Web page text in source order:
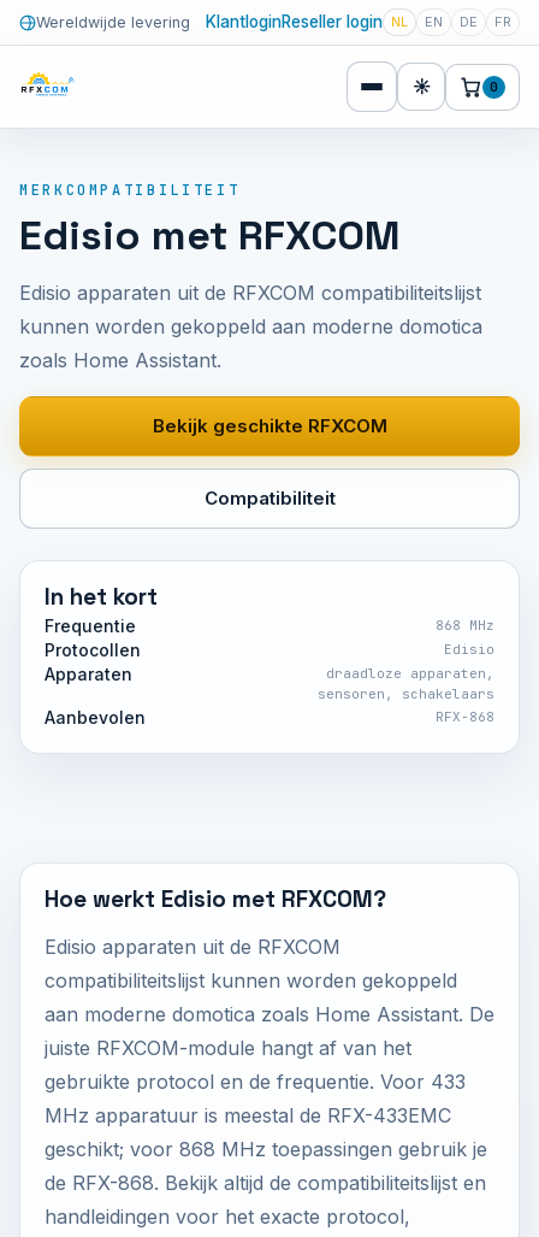
Wereldwijde levering KlantloginReseller login NL EN DE FR
☀ 0
MERKCOMPATIBILITEIT
Edisio met RFXCOM
Edisio apparaten uit de RFXCOM compatibiliteitslijst
kunnen worden gekoppeld aan moderne domotica
zoals Home Assistant.
Bekijk geschikte RFXCOM
Compatibiliteit
In het kort
Frequentie 868 MHz
Protocollen Edisio
Apparaten
draadloze apparaten,
sensoren, schakelaars
Aanbevolen RFX-868
Hoe werkt Edisio met RFXCOM?
Edisio apparaten uit de RFXCOM
compatibiliteitslijst kunnen worden gekoppeld
aan moderne domotica zoals Home Assistant. De
juiste RFXCOM-module hangt af van het
gebruikte protocol en de frequentie. Voor 433
MHz apparatuur is meestal de RFX-433EMC
geschikt; voor 868 MHz toepassingen gebruik je
de RFX-868. Bekijk altijd de compatibiliteitslijst en
handleidingen voor het exacte protocol,